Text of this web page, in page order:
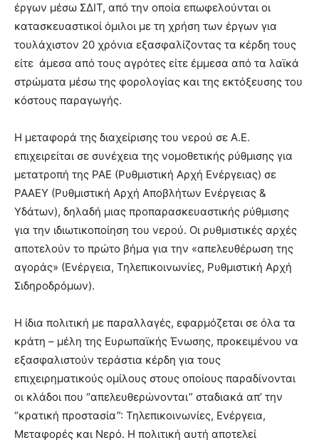
έργων μέσω ΣΔΙΤ, από την οποία επωφελούνται οι
κατασκευαστικοί όμιλοι με τη χρήση των έργων για
τουλάχιστον 20 χρόνια εξασφαλίζοντας τα κέρδη τους
είτε άμεσα από τους αγρότες είτε έμμεσα από τα λαϊκά
στρώματα μέσω της φορολογίας και της εκτόξευσης του
κόστους παραγωγής.
Η μεταφορά της διαχείρισης του νερού σε Α.Ε.
επιχειρείται σε συνέχεια της νομοθετικής ρύθμισης για
μετατροπή της ΡΑΕ (Ρυθμιστική Αρχή Ενέργειας) σε
ΡΑΑΕΥ (Ρυθμιστική Αρχή Αποβλήτων Ενέργειας &
Υδάτων), δηλαδή μιας προπαρασκευαστικής ρύθμισης
για την ιδιωτικοποίηση του νερού. Οι ρυθμιστικές αρχές
αποτελούν το πρώτο βήμα για την «απελευθέρωση της
αγοράς» (Ενέργεια, Τηλεπικοινωνίες, Ρυθμιστική Αρχή
Σιδηροδρόμων).
Η ίδια πολιτική με παραλλαγές, εφαρμόζεται σε όλα τα
κράτη – μέλη της Ευρωπαϊκής Ένωσης, προκειμένου να
εξασφαλιστούν τεράστια κέρδη για τους
επιχειρηματικούς ομίλους στους οποίους παραδίνονται
οι κλάδοι που “απελευθερώνονται” σταδιακά απ’ την
“κρατική προστασία”: Τηλεπικοινωνίες, Ενέργεια,
Μεταφορές και Νερό. Η πολιτική αυτή αποτελεί